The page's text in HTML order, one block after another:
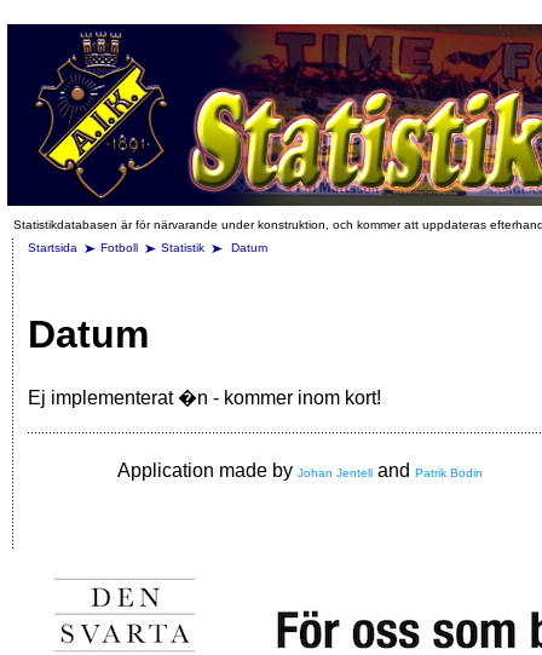
Statistikdatabasen är för närvarande under konstruktion, och kommer att uppdateras
Startsida
Fotboll Statistik Datum
Datum
Ej implementerat �n - kommer inom kort!
Application made by Johan Jentell and Patrik Bodin